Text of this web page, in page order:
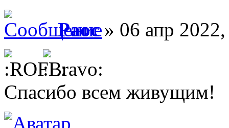
Раос» 06 апр
Спасибо всем живущим!